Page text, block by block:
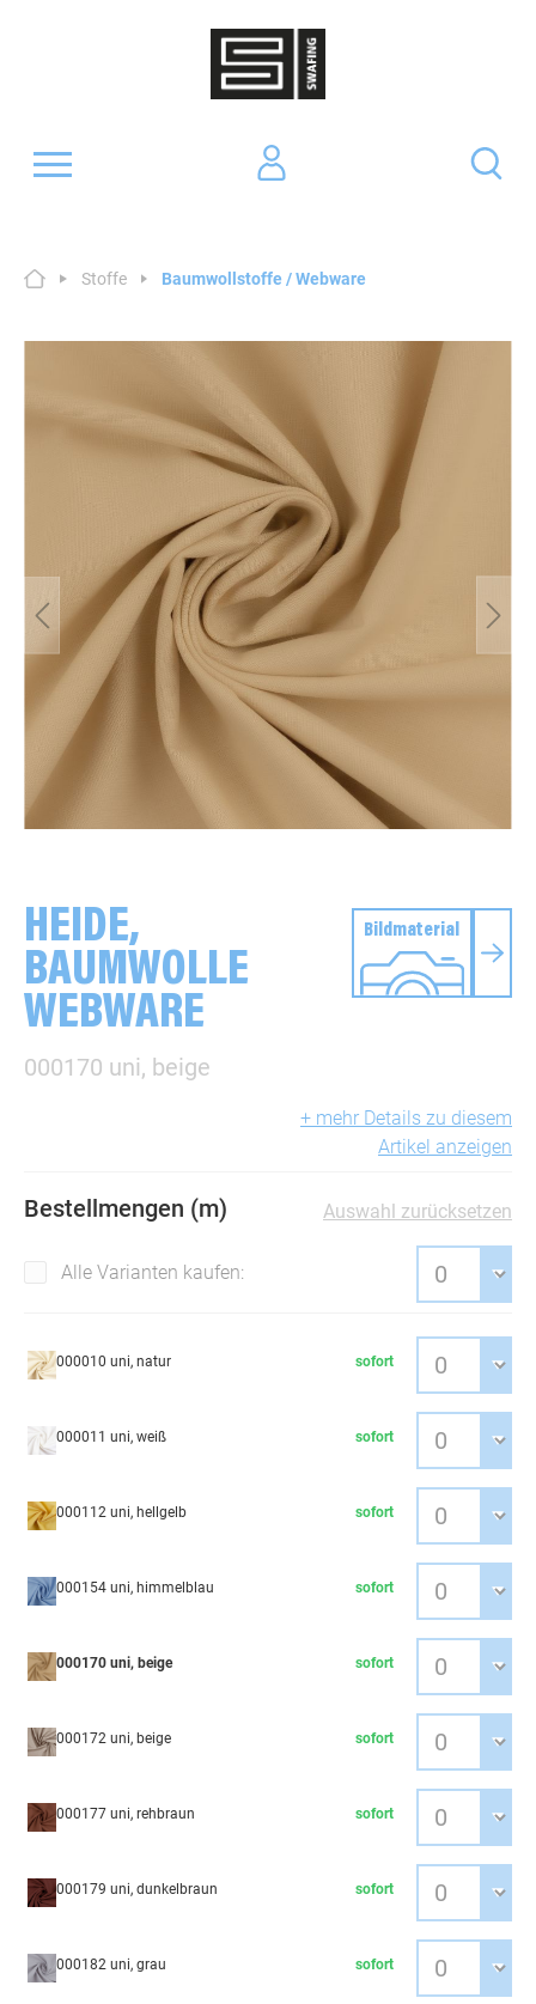
Stoffe Baumwollstoffe / Webware
HEIDE,
BAUMWOLLE
WEBWARE
000170 uni, beige
Bildmaterial
+ mehr Details zu diesem
Artikel anzeigen
Bestellmengen (m) Auswahl zurücksetzen
Alle Varianten kaufen:
000010 uni, natur sofort
000011 uni, weiß sofort
000112 uni, hellgelb sofort
000154 uni, himmelblau sofort
000170 uni, beige sofort
000172 uni, beige sofort
000177 uni, rehbraun sofort
000179 uni, dunkelbraun sofort
000182 uni, grau sofort